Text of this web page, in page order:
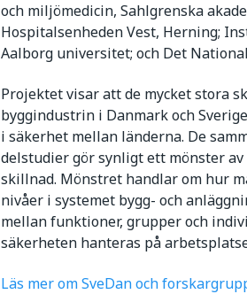
och miljömedicin, Sahlgrenska
Hospitalsenheden Vest, Herning;
Aalborg universitet; och Det
Projektet visar att de mycket stora
byggindustrin i Danmark och
i säkerhet mellan länderna. De
delstudier gör synligt ett mönster
skillnad. Mönstret handlar om hur
nivåer i systemet bygg- och
mellan funktioner, grupper och
säkerheten hanteras på
Läs mer om SveDan och